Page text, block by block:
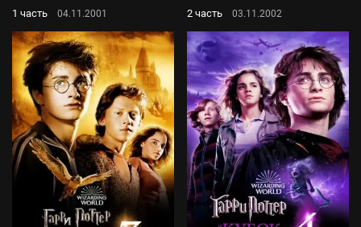
1 часть 04.11.2001 2 часть 03.11.2002